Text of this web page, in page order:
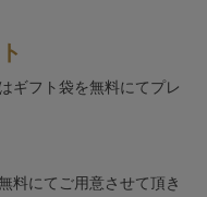
ギフト袋を無料にてプレ
料にてご用意させて頂き